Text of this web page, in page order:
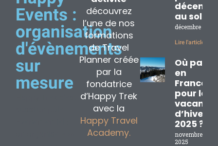
Events :
organisation
d'évènements
sur
mesure
découvrez
l’une de nos
formations
de Travel
Planner créée
par la
fondatrice
d’Happy Trek
avec la
Happy Travel
Academy.
au soleil
décembre 2,
Lire l'article »
Où partir
en
France
pour les
d’hiver
2025 ?
novembre 17,
2025